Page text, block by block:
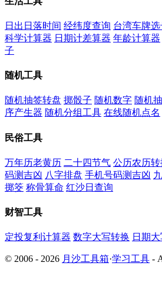
日出日落时间 经纬度查询 台湾车牌选
科学计算器 日期计差算器 年龄计算器
子
随机工具
随机抽签转盘 掷骰子 随机数字 随机
序产生器 随机分组工具 在线随机点名
民俗工具
万年历老黄历 二十四节气 公历农历转
码测吉凶 八字排盘 手机号码测吉凶
掷筊 称骨算命 红沙日查询
财智工具
定投复利计算器 数字大写转换 日期大
© 2006 - 2026 月沙工具箱·学习工具 -